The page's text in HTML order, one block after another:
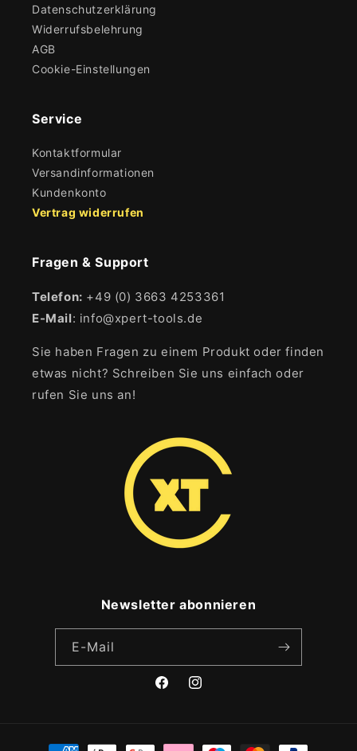
Datenschutzerklärung
Widerrufsbelehrung
AGB
Cookie-Einstellungen
Service
Kontaktformular
Versandinformationen
Kundenkonto
Vertrag widerrufen
Fragen & Support
Telefon: +49 (0) 3663 4253361
E-Mail: info@xpert-tools.de
Sie haben Fragen zu einem Produkt oder finden
etwas nicht? Schreiben Sie uns einfach oder
rufen Sie uns an!
Newsletter abonnieren
E-Mail
FacebookInstagram
Zahlungsmethoden